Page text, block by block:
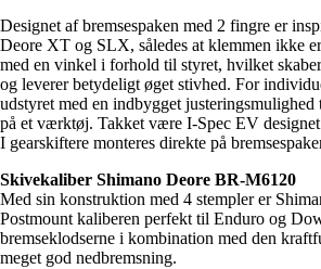
Designet af bremsespaken med 2 fingre er
Deore XT og SLX, således at klemmen ikke
med en vinkel i forhold til styret, hvilket
og leverer betydeligt øget stivhed. For
udstyret med en indbygget
på et værktøj. Takket være I-Spec EV
I gearskiftere monteres direkte på
Skivekaliber Shimano Deore BR-M6120
Med sin konstruktion med 4 stempler er
Postmount kaliberen perfekt til Enduro og
bremseklodserne i kombination med den
meget god nedbremsning.